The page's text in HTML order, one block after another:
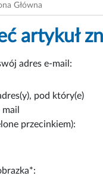
Główna
artykuł
adres e-mail:
pod który(e)
mail
przecinkiem):